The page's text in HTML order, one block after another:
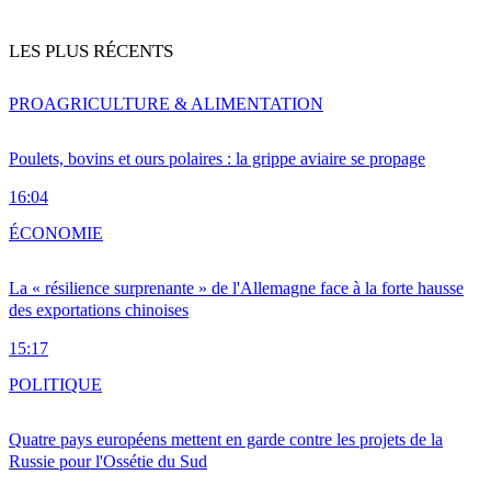
LES PLUS RÉCENTS
Poulets, bovins et ours polaires : la grippe aviaire se propage
16:04
PROAGRICULTURE & ALIMENTATION
La « résilience surprenante » de l'Allemagne face à la forte hausse
des exportations chinoises
15:17
ÉCONOMIE
Quatre pays européens mettent en garde contre les projets de la
Russie pour l'Ossétie du Sud
POLITIQUE